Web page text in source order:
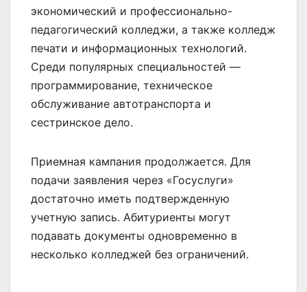
экономический и профессионально-
педагогический колледжи, а также колледж
печати и информационных технологий.
Среди популярных специальностей —
программирование, техническое
обслуживание автотранспорта и
сестринское дело.
Приемная кампания продолжается. Для
подачи заявления через «Госуслуги»
достаточно иметь подтвержденную
учетную запись. Абитуриенты могут
подавать документы одновременно в
несколько колледжей без ограничений.